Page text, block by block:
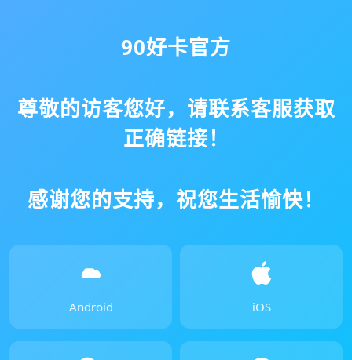
90好卡官方
尊敬的访客您好，请联系客服获取
正确链接！
感谢您的支持，祝您生活愉快！
Android iOS